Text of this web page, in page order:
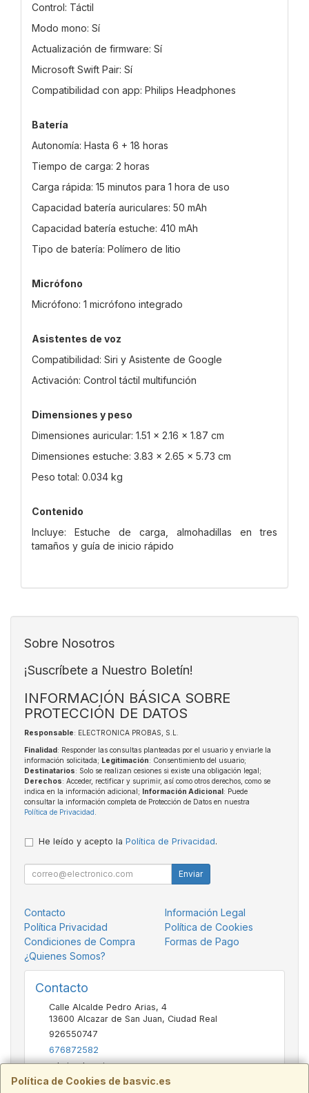
Control: Táctil
Modo mono: Sí
Actualización de firmware: Sí
Microsoft Swift Pair: Sí
Compatibilidad con app: Philips Headphones
Batería
Autonomía: Hasta 6 + 18 horas
Tiempo de carga: 2 horas
Carga rápida: 15 minutos para 1 hora de uso
Capacidad batería auriculares: 50 mAh
Capacidad batería estuche: 410 mAh
Tipo de batería: Polímero de litio
Micrófono
Micrófono: 1 micrófono integrado
Asistentes de voz
Compatibilidad: Siri y Asistente de Google
Activación: Control táctil multifunción
Dimensiones y peso
Dimensiones auricular: 1.51 x 2.16 x 1.87 cm
Dimensiones estuche: 3.83 x 2.65 x 5.73 cm
Peso total: 0.034 kg
Contenido
Incluye: Estuche de carga, almohadillas en tres
tamaños y guía de inicio rápido
Política de Cookies de basvic.es
Sobre Nosotros
¡Suscríbete a Nuestro Boletín!
INFORMACIÓN BÁSICA SOBRE
PROTECCIÓN DE DATOS
Responsable: ELECTRONICA PROBAS, S.L.
Finalidad: Responder las consultas planteadas por el usuario y enviarle la
información solicitada; Legitimación: Consentimiento del usuario;
Destinatarios: Solo se realizan cesiones si existe una obligación legal;
Derechos: Acceder, rectificar y suprimir, así como otros derechos, como se
indica en la información adicional; Información Adicional: Puede
consultar la información completa de Protección de Datos en nuestra
Política de Privacidad
He leído y acepto la Política de Privacidad.
Enviar
Contacto
Información Legal
Política Privacidad
Política de Cookies
Condiciones de Compra
Formas de Pago
¿Quienes Somos?
Contacto
Calle Alcalde Pedro Arias, 4
13600 Alcazar de San Juan, Ciudad Real
926550747
676872582
admin@basvic.es